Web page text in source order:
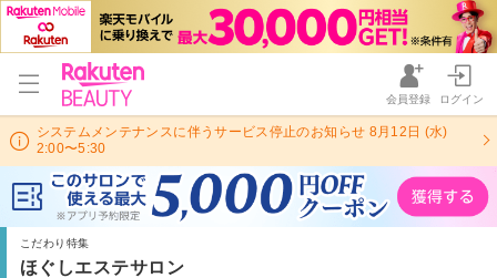
会員登録 ログイン
システムメンテナンスに伴うサービス停止のお知らせ 8月12日 (水)
2:00〜5:30
こだわり特集
ほぐしエステサロン